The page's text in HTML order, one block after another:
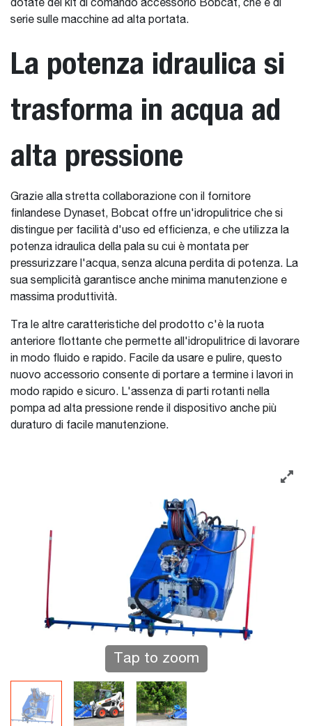
dotate del kit di comando accessorio Bobcat, che è di
serie sulle macchine ad alta portata.
La potenza idraulica si
trasforma in acqua ad
alta pressione
Grazie alla stretta collaborazione con il fornitore
finlandese Dynaset, Bobcat offre un'idropulitrice che si
distingue per facilità d'uso ed efficienza, e che utilizza la
potenza idraulica della pala su cui è montata per
pressurizzare l'acqua, senza alcuna perdita di potenza. La
sua semplicità garantisce anche minima manutenzione e
massima produttività.
Tra le altre caratteristiche del prodotto c'è la ruota
anteriore flottante che permette all'idropulitrice di lavorare
in modo fluido e rapido. Facile da usare e pulire, questo
nuovo accessorio consente di portare a termine i lavori in
modo rapido e sicuro. L'assenza di parti rotanti nella
pompa ad alta pressione rende il dispositivo anche più
duraturo di facile manutenzione.
Tap to zoom